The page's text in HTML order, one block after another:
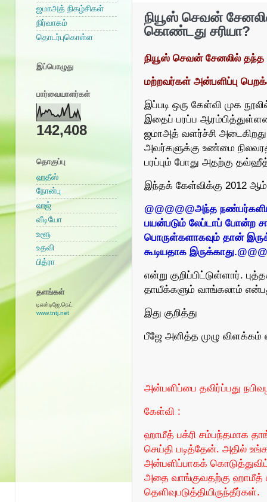
நியூஸ் செவன்
கொண்டது சரியா?
நியூஸ் செவன் சேனலில்
மற்றவர்கள் அன்பளிப்பு
இப்படி ஒரு கேள்வி முக
இதைப் பரப்ப
ஜமாஅத் வளர்ச்சி
அவர்களுக்கு உண்மை
பரப்பும் போது அதற்கு
இந்தக் கேள்விக்கு 2012
@@@@@அந்த
பயன்படும் லேப்டாப் போன்ற
பொருள்களாகவும் தான்
கூடியதாக
என்று குறிப்பிட்டுள்ளார்.
தாயீக்களும் வாங்கலாம்
இது குறித்து
பீஜே அளித்த முழு விளக்கம்
அன்பளிப்பை தவிர்ப்பது
கேள்வி :
ஹாமீத் பக்ரி சம்பந்தமாக
செய்தி படித்தேன். அதில்
அன்பளிப்பாகக்
அதை வாங்குவதற்கு ஹாமீத்
தெளிவுபடுத்தியிருந்தீர்கள்.
ஜமாஅத் நிகழ்சிகள்
நிர்வாகம்
தொடர்புகொள்ள
இப்பொழுது
பார்வையாளர்கள்
142,408
தொகுப்பு
ஹதீஸ்
நோன்பு
ஹஜ்
வீடியோ
உளூ
உதவி
பித்ரா
தளங்கள்
TNTJவெப் டி.வி
www.tntj.tv/WebTv